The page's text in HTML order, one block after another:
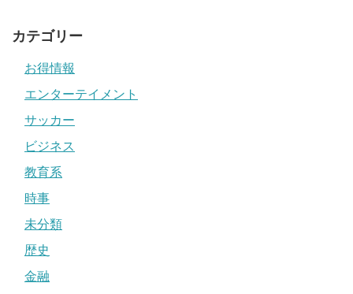
カテゴリー
お得情報
エンターテイメント
サッカー
ビジネス
教育系
時事
未分類
歴史
金融